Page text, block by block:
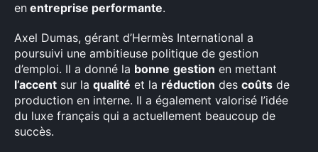
en entreprise performante.
Axel Dumas, gérant d’Hermès International a
poursuivi une ambitieuse politique de gestion
d’emploi. Il a donné la bonne gestion en mettant
l’accent sur la qualité et la réduction des coûts de
production en interne. Il a également valorisé l’idée
du luxe français qui a actuellement beaucoup de
succès.